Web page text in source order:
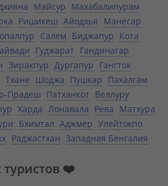
Майсур Махабалипурам
Ришикеш Айодхья Манесар
Салем Биджапур Кота
Гуджарат Гандинагар
Зиракпур Дургапур Гангток
Тхане Шоджа Пушкар Пахалгам
Прадеш Патханкот Веллуру
Харда Лонавала Рева Матхура
Бхимтал Аджмер Улейтокпо
Раджастхан Западная Бенгалия
❤️